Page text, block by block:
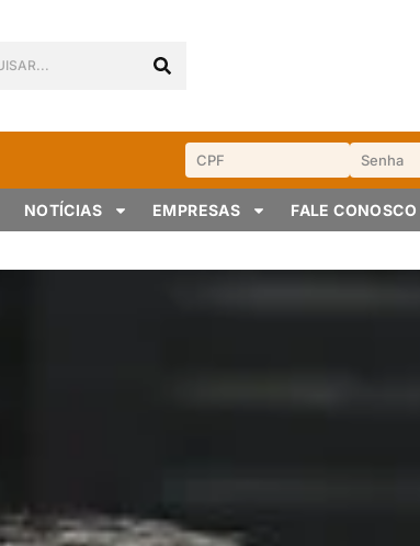
NOTÍCIAS EMPRESAS FALE CONOSCO